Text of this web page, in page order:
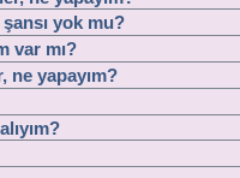
var mı?
ne yapayım?
yok mu?